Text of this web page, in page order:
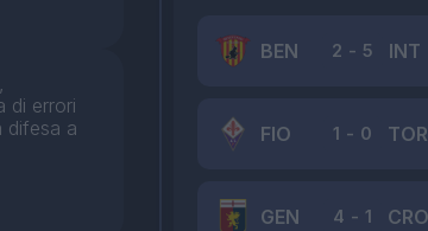
di errori
difesa a
BEN INT
2 - 5
FIO TOR
1 - 0
GEN CRO
4 - 1